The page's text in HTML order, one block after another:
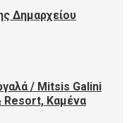
Δημαρχείου
/ Mitsis Galini
Resort, Καμένα